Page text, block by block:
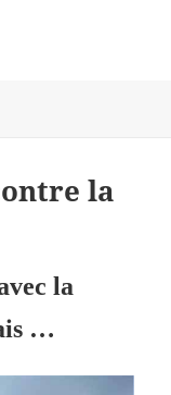
à la tête
la
la
…